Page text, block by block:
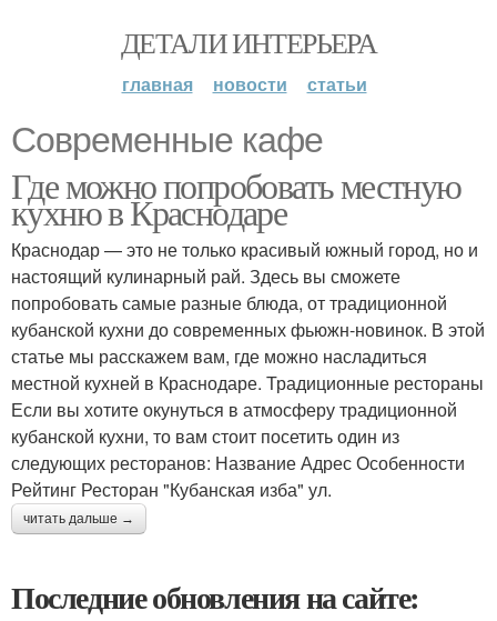
ДЕТАЛИ ИНТЕРЬЕРА
главная новости статьи
Современные кафе
Где можно попробовать местную
кухню в Краснодаре
Краснодар — это не только красивый южный город, но и
настоящий кулинарный рай. Здесь вы сможете
попробовать самые разные блюда, от традиционной
кубанской кухни до современных фьюжн-новинок. В этой
статье мы расскажем вам, где можно насладиться
местной кухней в Краснодаре. Традиционные рестораны
Если вы хотите окунуться в атмосферу традиционной
кубанской кухни, то вам стоит посетить один из
следующих ресторанов: Название Адрес Особенности
Рейтинг Ресторан "Кубанская изба" ул.
читать дальше →
Последние обновления на сайте: